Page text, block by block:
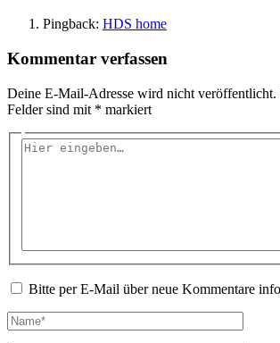
Pingback: HDS home
Kommentar verfassen
Deine E-Mail-Adresse wird nicht veröffentlicht.
Felder sind mit * markiert
Hier
Bitte per E-Mail über neue Kommentare
Name*